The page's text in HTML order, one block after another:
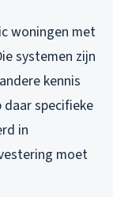
woningen met
systemen zijn
kennis
specifieke
in
moet